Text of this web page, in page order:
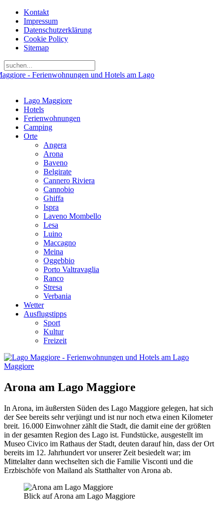
Kontakt
Impressum
Datenschutzerklärung
Cookie Policy
Sitemap
Lago Maggiore
Hotels
Ferienwohnungen
Camping
Orte
Angera
Arona
Baveno
Belgirate
Cannero Riviera
Cannobio
Ghiffa
Ispra
Laveno Mombello
Lesa
Luino
Maccagno
Meina
Oggebbio
Porto Valtravaglia
Ranco
Stresa
Verbania
Wetter
Ausflugstipps
Sport
Kultur
Freizeit
Arona am Lago Maggiore
In Arona, im äußersten Süden des Lago Maggiore gelegen, hat sich
der See bereits sehr verjüngt und ist nur noch etwa einen Kilometer
breit. 16.000 Einwohner zählt die Stadt, die damit eine der größten
in der gesamten Region des Lago ist. Fundstücke, ausgestellt im
Museo Civico im Rathaus der Stadt, deuten darauf hin, dass der Ort
bereits im 12. Jahrhundert vor unserer Zeit besiedelt war; im
Mittelalter dann wechselten sich die Familie Visconti und die
Erzbischöfe von Mailand als Statthalter von Arona ab.
Blick auf Arona am Lago Maggiore